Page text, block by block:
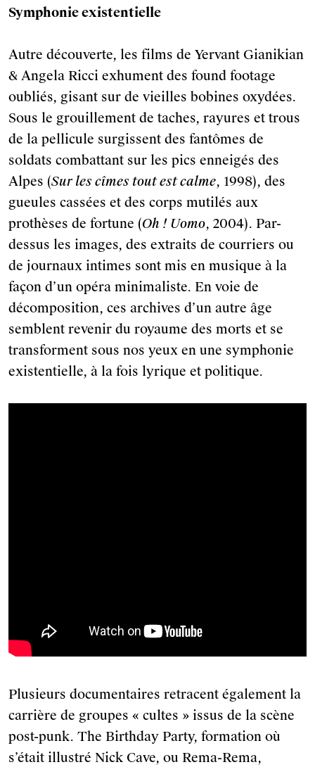
Symphonie existentielle
Autre découverte, les films de Yervant Gianikian
& Angela Ricci exhument des found footage
oubliés, gisant sur de vieilles bobines oxydées.
Sous le grouillement de taches, rayures et trous
de la pellicule surgissent des fantômes de
soldats combattant sur les pics enneigés des
Alpes (Sur les cîmes tout est calme, 1998), des
gueules cassées et des corps mutilés aux
prothèses de fortune (Oh ! Uomo, 2004). Par-
dessus les images, des extraits de courriers ou
de journaux intimes sont mis en musique à la
façon d’un opéra minimaliste. En voie de
décomposition, ces archives d’un autre âge
semblent revenir du royaume des morts et se
transforment sous nos yeux en une symphonie
existentielle, à la fois lyrique et politique.
Plusieurs documentaires retracent également la
carrière de groupes « cultes » issus de la scène
post-punk. The Birthday Party, formation où
s’était illustré Nick Cave, ou Rema-Rema,